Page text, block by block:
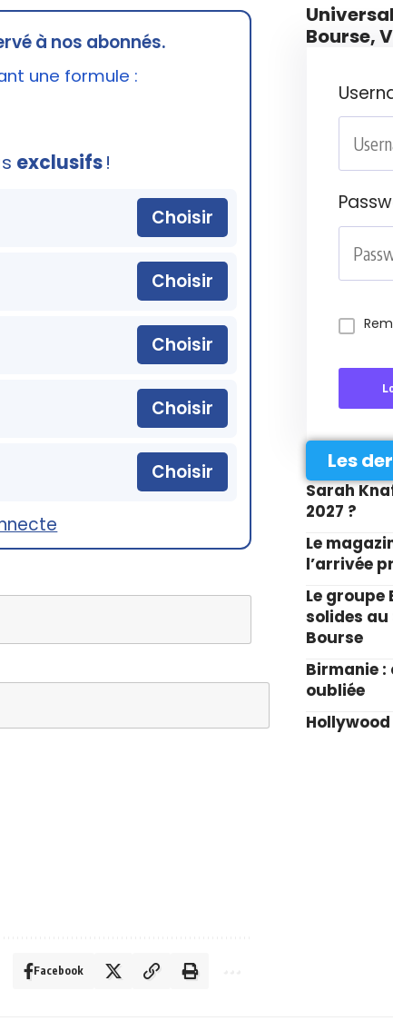
à nos abonnés.
une formule :
exclusifs!
Choisir
Choisir
Choisir
Choisir
Choisir
Facebook
Bourse,
Les
Sarah
2027 ?
Le
l’arrivée
Le
solides au
Bourse
Birmanie
oubliée